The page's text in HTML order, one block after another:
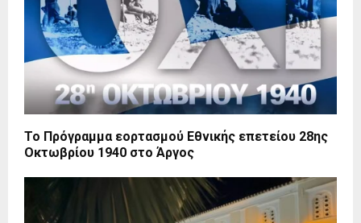
Το Πρόγραμμα εορτασμού Εθνικής επετείου 28ης
Οκτωβρίου 1940 στο Άργος